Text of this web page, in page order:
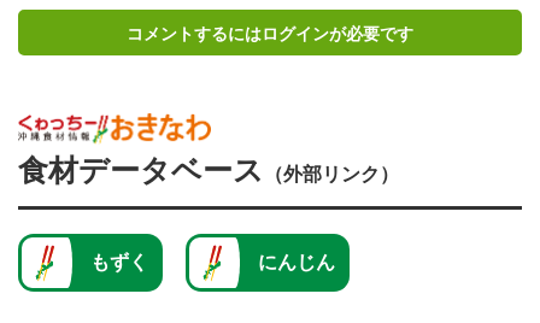
コメントするにはログインが必要です
食材データベース （外部リンク）
もずく にんじん